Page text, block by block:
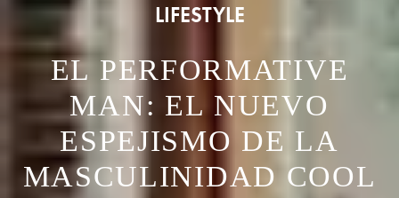
LIFESTYLE
EL PERFORMATIVE
MAN: EL NUEVO
ESPEJISMO DE LA
MASCULINIDAD COOL